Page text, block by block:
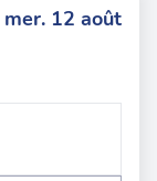
mer. 12 août